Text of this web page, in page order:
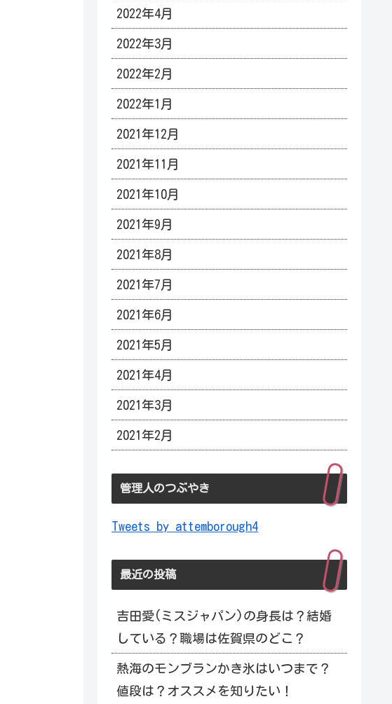
2022年4月
2022年3月
2022年2月
2022年1月
2021年12月
2021年11月
2021年10月
2021年9月
2021年8月
2021年7月
2021年6月
2021年5月
2021年4月
2021年3月
2021年2月
管理人のつぶやき
Tweets by attemborough4
最近の投稿
吉田愛(ミスジャパン)の身長は？結婚
している？職場は佐賀県のどこ？
熱海のモンブランかき氷はいつまで？
値段は？オススメを知りたい！